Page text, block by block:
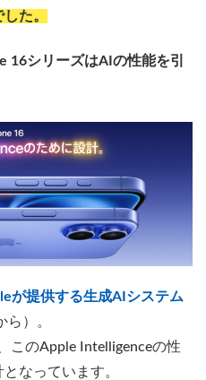
た。
16シリーズはAIの性能を引
が提供する生成AIシステム
）。
このApple Intelligenceの性
なっています。